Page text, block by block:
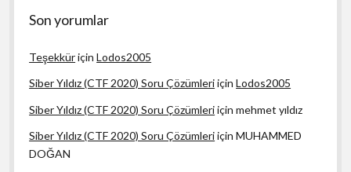
Son yorumlar
TeşekküriçinLodos2005
Siber Yıldız (CTF 2020) Soru ÇözümleriiçinLodos2005
Siber Yıldız (CTF 2020) Soru Çözümleriiçinmehmet yıldız
Siber Yıldız (CTF 2020) Soru ÇözümleriiçinMUHAMMED
DOĞAN